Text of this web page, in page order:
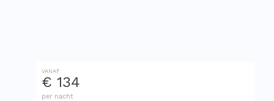
VANAF
€ 134
per nacht